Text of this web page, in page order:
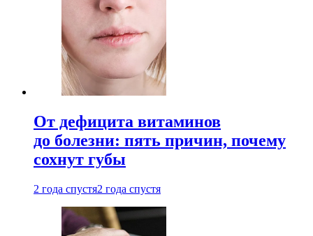
От дефицита витаминов
до болезни: пять причин, почему
сохнут губы
2 года спустя2 года спустя